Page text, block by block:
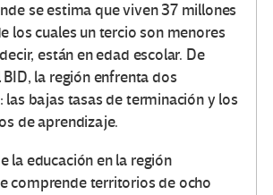
se estima que viven 37 millones
los cuales un tercio son menores
están en edad escolar. De
la región enfrenta dos
las bajas tasas de terminación y los
de aprendizaje.
la educación en la región
comprende territorios de ocho